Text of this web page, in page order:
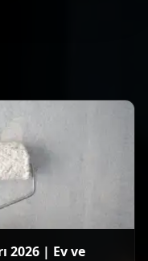
2026 | Ev ve